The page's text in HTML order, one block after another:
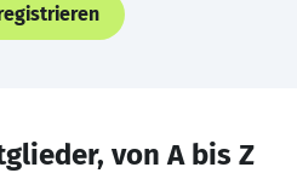
von A bis Z